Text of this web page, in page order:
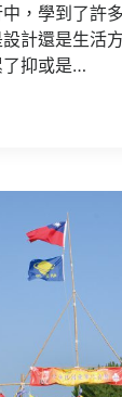
，學到了許
計還是生活
了抑或是…